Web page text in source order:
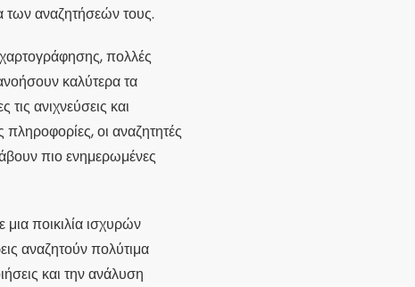
των αναζητήσεών τους.
πολλές
καλύτερα τα
ανιχνεύσεις και
οι αναζητητές
πιο ενημερωμένες
μια ποικιλία ισχυρών
αναζητούν πολύτιμα
και την ανάλυση